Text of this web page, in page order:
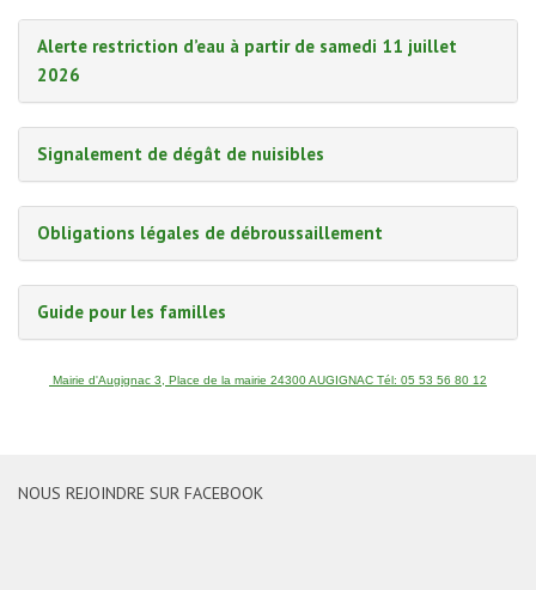
Alerte restriction d’eau à partir de samedi 11 juillet
2026
Signalement de dégât de nuisibles
Obligations légales de débroussaillement
Guide pour les familles
Mairie d'Augignac 3, Place de la mairie 24300 AUGIGNAC Tél: 05 53 56 80 12
NOUS REJOINDRE SUR FACEBOOK